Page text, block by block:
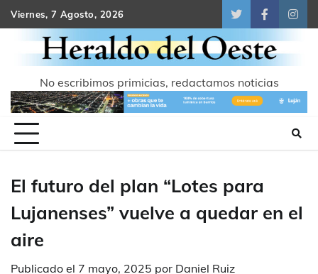
Skip
to
content
Viernes, 7 Agosto, 2026
TwitterFacebook
No escribimos primicias, redactamos noticias
El futuro del plan “Lotes para
Lujanenses” vuelve a quedar en el
aire
Publicado el 7 mayo, 2025 por Daniel Ruiz